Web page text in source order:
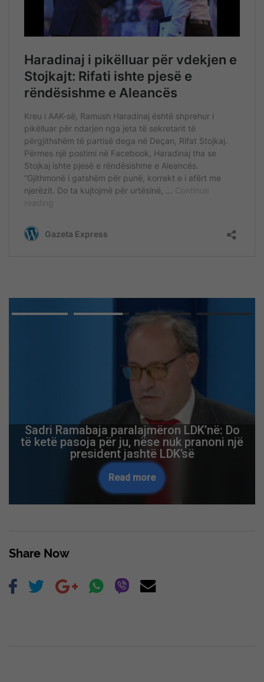
Bastisje në Zubin Potok – Policia
sekuestron armë, municion dhe pajisje
ushtarake, 62-vjeçari përfundon në
ndalim
Read more
Advertisement
Share Now